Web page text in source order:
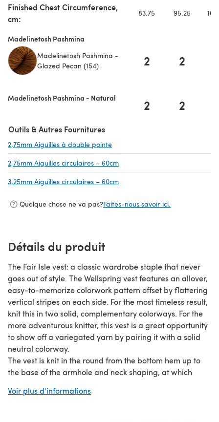
Finished Chest Circumference,
cm:
83.75 95.25
Madelinetosh Pashmina
Madelinetosh Pashmina -
Glazed Pecan (154)
2 2
Madelinetosh Pashmina - Natural 2 2
Outils & Autres Fournitures
2,75mm Aiguilles à double pointe
2,75mm Aiguilles circulaires – 60cm
3,25mm Aiguilles circulaires – 60cm
Quelque chose ne va pas?Faites-nous savoir ici.
Détails du produit
The Fair Isle vest: a classic wardrobe staple that never
goes out of style. The Wellspring vest features an allover,
easy-to-memorize colorwork pattern offset by flattering
vertical stripes on each side. For the most timeless result,
knit this in two solid, complementary colorways. For the
more adventurous knitter, this vest is a great opportunity
to show off a variegated yarn by pairing it with a solid
neutral colorway.
The vest is knit in the round from the bottom hem up to
the base of the armhole and neck shaping, at which
the round to the shoulders. The shoulders are seamed
Voir plus d'informations